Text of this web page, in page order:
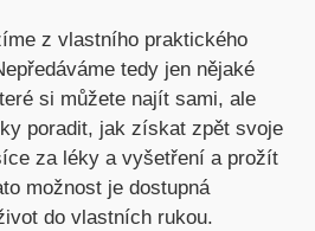
z vlastního praktického
tedy jen nějaké
si můžete najít sami, ale
poradit, jak získat zpět svoje
za léky a vyšetření a prožít
možnost je dostupná
do vlastních rukou.